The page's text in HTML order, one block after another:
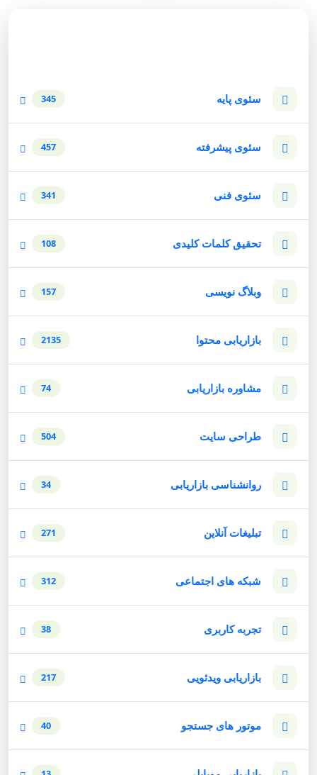
سئوی پایه 345
سئوی پیشرفته 457
سئوی فنی 341
تحقیق کلمات کلیدی 108
وبلاگ نویسی 157
بازاریابی محتوا 2135
مشاوره بازاریابی 74
طراحی سایت 504
روانشناسی بازاریابی 34
تبلیغات آنلاین 271
شبکه های اجتماعی 312
تجربه کاربری 38
بازاریابی ویدئویی 217
موتور های جستجو 40